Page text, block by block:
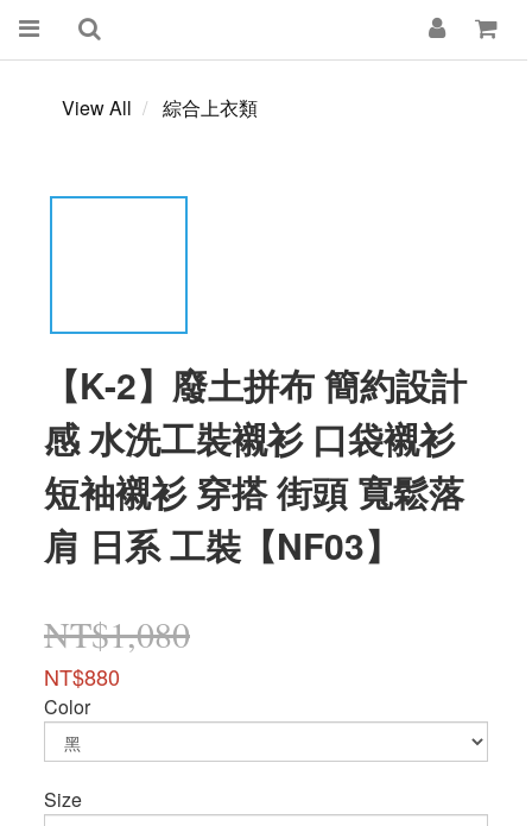
View All 綜合上衣類
【K-2】廢土拼布 簡約設計
感 水洗工裝襯衫 口袋襯衫
短袖襯衫 穿搭 街頭 寬鬆落
肩 日系 工裝【NF03】
NT$1,080
NT$880
Color
Size